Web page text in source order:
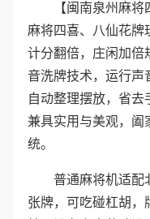
【闽南泉州麻
麻将四喜、八仙花
计分翻倍，庄闲加倍
音洗牌技术，运行声
自动整理摆放，省去
兼具实用与美观，
统。
普通麻将机适配
张牌，可吃碰杠胡